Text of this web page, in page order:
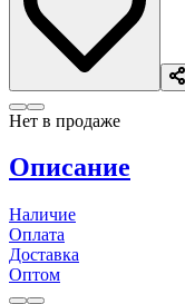
Нет в продаже
Описание
Наличие
Оплата
Доставка
Оптом